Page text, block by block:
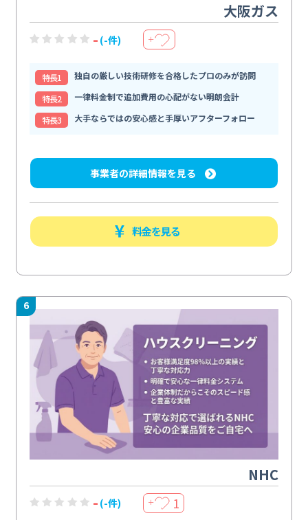
大阪ガス
- (-件) ＋
特⻑1
独自の厳しい技術研修を合格したプロのみが訪問
特⻑2
一律料金制で追加費用の心配がない明朗会計
特⻑3
大手ならではの安心感と手厚いアフターフォロー
事業者の詳細情報を見る
料金を見る
6
NHC
- (-件) ＋ 1